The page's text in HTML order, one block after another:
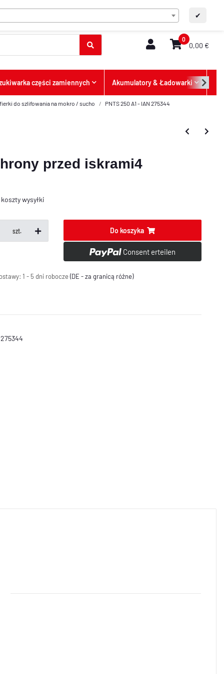
✔
PL Kontakt
0
0,00 €
części zamiennych Akumulatory & Ładowarki
do szlifowania na mokro / sucho PNTS 250 A1 - IAN 275344
przed iskrami4
koszty wysyłki
szt. Do koszyka
Consent erteilen
1 - 5 dni robocze (DE - za granicą różne)